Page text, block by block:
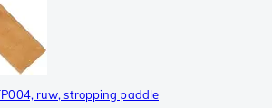
ruw, stropping paddle